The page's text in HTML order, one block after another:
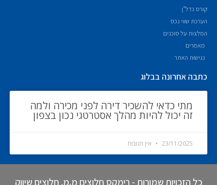
קורס נדל"ן
הערכת שווי נכס
המלצות על סוכנים
מאמרים
נגישות האתר
כתבה אחרונה בבלוג
מתי כדאי להשכיר דירה לפני מכירה ולמה
זה יכול להיות מהלך אסטרטגי נכון בצפון
23/11/2025 אין תגובות
כל הזכויות שמורות - רימקס חלוצים מ.מ. חלוצים שיווק